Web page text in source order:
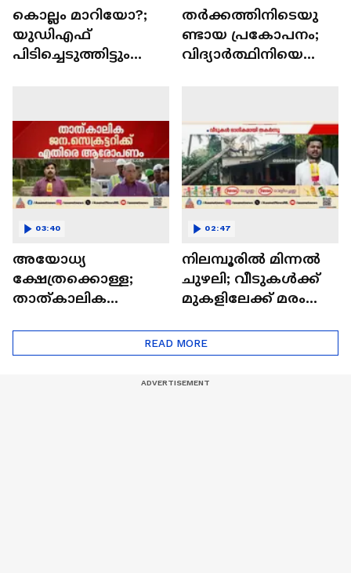
കൊല്ലം മാറിയോ?;
യുഡിഎഫ്
പിടിച്ചെടുത്തിട്ടും
മാലിന്യ പ്രശ്നങ്ങൾ
തര്‍ക്കത്തിനിടെയു
ണ്ടായ പ്രകോപനം;
വിദ്യാര്‍ത്ഥിനിയെ
അയോധ്യ
ക്ഷേത്രക്കൊള്ള;
താത്കാലിക
കൃഷ്ണമോഹനെതി
രെ കോൺഗ്രസ്
03:40
നിലമ്പൂരിൽ മിന്നൽ
ചുഴലി; വീടുക‍ൾക്ക്
മുകളിലേക്ക് മരം
വൈദ്യുതി തടസ്സം
02:47
READ MORE